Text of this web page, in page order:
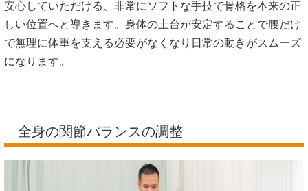
変形性腰椎症は、骨盤や背骨の歪みによって特定の腰の骨や
しい位置へと導きます。身体の土台が安定することで腰だけ
で無理に体重を支える必要がなくなり日常の動きがスムーズ
になります。